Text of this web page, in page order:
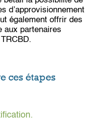
d’approvisionnement
également offrir des
aux partenaires
ces étapes